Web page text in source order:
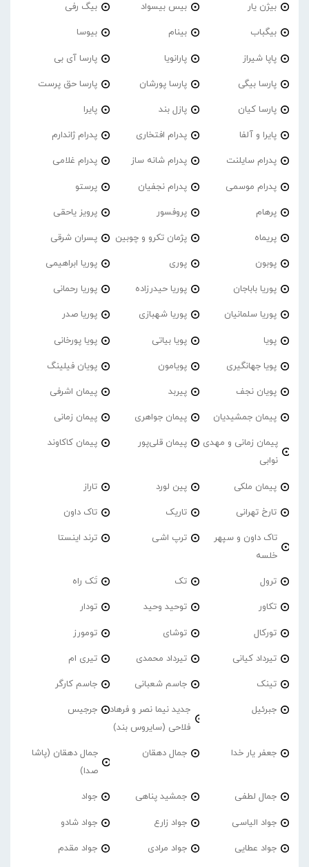
بیژن یار بیس بیسواد بیگ رفی
بیگباب بینام بیوسا
پاپا شیراز پارانویا پارسا آی بی
پارسا بیگی پارسا پورشان پارسا حق پرست
پارسا کیان پازل بند پایرا
پایرا و آلفا پدرام افتخاری پدرام ژاندارم
پدرام‌ سایلنت پدرام شانه ساز پدرام غلامی
پدرام موسمی پدرام نجفیان پرستو
پرهام پروفسور پرویز یاحقی
پریماه پژمان تکرو و چوبین پسران شرقی
پوبون پوری پوریا ابراهیمی
پوریا باباجان پوریا حیدرزاده پوریا رحمانی
پوریا سلمانیان پوریا شهبازی پوریا صدر
پویا پویا بیاتی پویا پورخانی
پویا جهانگیری پویامون پویان فیلینگ
پویان نجف پیربد پیمان اشرفی
پیمان جمشیدیان پیمان جواهری پیمان زمانی
پیمان زمانی و مهدی
نوابی
پیمان قلی‌پور پیمان کاکاوند
پیمان ملکی پین لورد تاراز
تارخ تهرانی تاریک تاک داون
تاک داون و سپهر
خلسه
ترپ اشی ترند اینستا
ترول تک تَک راه
تکاور توحید وحید تودار
تورکال توشای تومورز
تیرداد کیانی تیرداد محمدی تیری ام
تینک جاسم شعبانی جاسم کارگر
جبرئیل
جدید نیما نصر و فرهاد
فلاحی (سایروس بند)
جرجیس
جعفر یار خدا جمال دهقان
جمال دهقان (پاشا
صدا)
جمال لطفی جمشید پناهی جواد
جواد الیاسی جواد زارع جواد شادو
جواد عطایی جواد مرادی جواد مقدم